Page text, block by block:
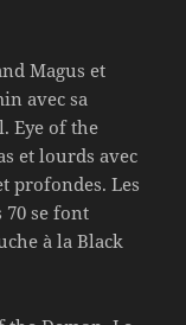
Magus et
avec sa
Eye of the
et lourds avec
profondes. Les
70 se font
à la Black